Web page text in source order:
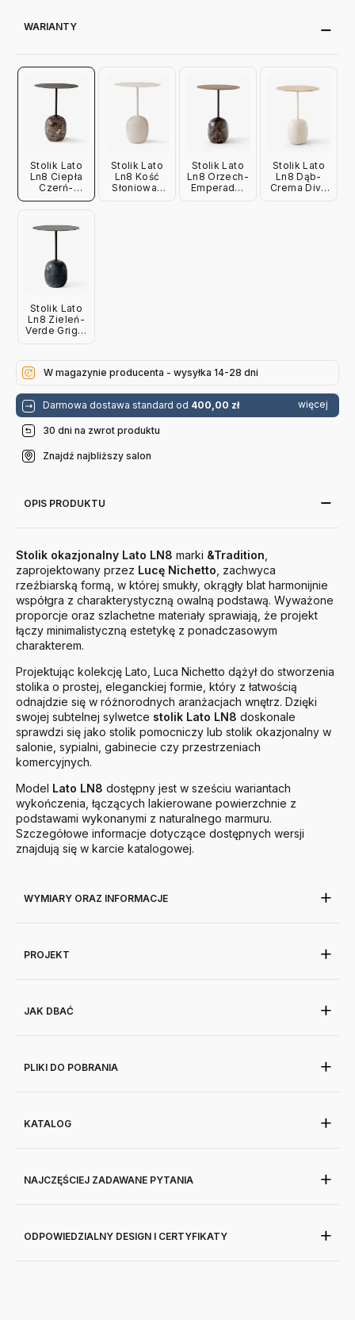
WARIANTY
Stolik Lato
Ln8 Ciepła
Czerń-
Emparador
Stolik Lato
Ln8 Kość
Słoniowa-
Stolik Lato
Ln8 Orzech-
Emperador
Stolik Lato
Ln8 Dąb-
Crema Diva
Stolik Lato
Ln8 Zieleń-
Verde Grigio
W magazynie producenta - wysyłka 14-28 dni
Darmowa dostawa standard od 400,00 zł więcej
30 dni na zwrot produktu
Znajdź najbliższy salon
OPIS PRODUKTU
Stolik okazjonalny Lato LN8 marki &Tradition,
zaprojektowany przez Lucę Nichetto, zachwyca
rzeźbiarską formą, w której smukły, okrągły blat harmonijnie
współgra z charakterystyczną owalną podstawą. Wyważone
proporcje oraz szlachetne materiały sprawiają, że projekt
łączy minimalistyczną estetykę z ponadczasowym
charakterem.
Projektując kolekcję Lato, Luca Nichetto dążył do stworzenia
stolika o prostej, eleganckiej formie, który z łatwością
odnajdzie się w różnorodnych aranżacjach wnętrz. Dzięki
swojej subtelnej sylwetce stolik Lato LN8 doskonale
sprawdzi się jako stolik pomocniczy lub stolik okazjonalny w
salonie, sypialni, gabinecie czy przestrzeniach
komercyjnych.
Model Lato LN8 dostępny jest w sześciu wariantach
wykończenia, łączących lakierowane powierzchnie z
podstawami wykonanymi z naturalnego marmuru.
Szczegółowe informacje dotyczące dostępnych wersji
znajdują się w karcie katalogowej.
WYMIARY ORAZ INFORMACJE
PROJEKT
JAK DBAĆ
PLIKI DO POBRANIA
KATALOG
NAJCZĘŚCIEJ ZADAWANE PYTANIA
ODPOWIEDZIALNY DESIGN I CERTYFIKATY